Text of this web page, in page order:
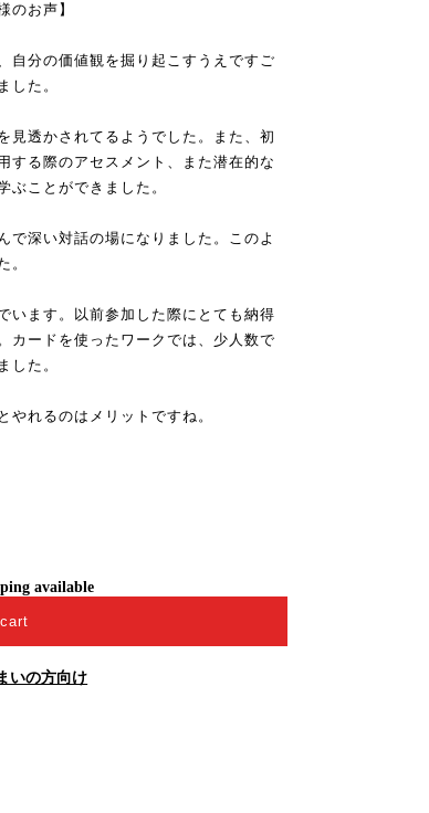
のお声】
自分の価値観を掘り起こすうえですご
した。
見透かされてるようでした。また、初
する際のアセスメント、また潜在的な
ぶことができました。
で深い対話の場になりました。このよ
。
います。以前参加した際にとても納得
カードを使ったワークでは、少人数で
した。
やれるのはメリットですね。
available
いの方向け